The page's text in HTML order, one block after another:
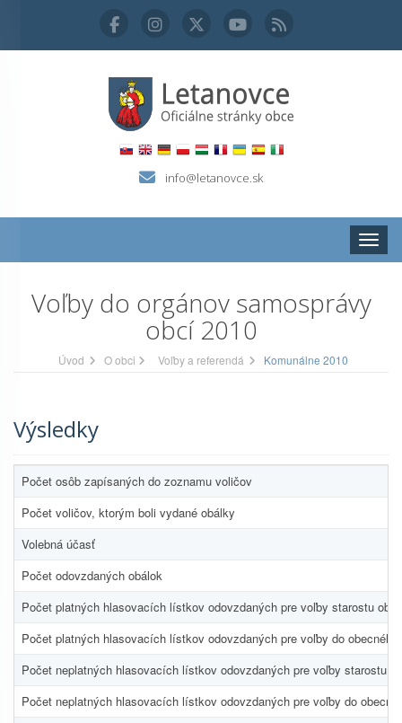
info@letanovce.sk
Voľby do orgánov samosprávy
obcí 2010
Úvod O obci Voľby a referendá Komunálne 2010
Výsledky
Počet osôb zapísaných do zoznamu voličov
Počet voličov, ktorým boli vydané obálky
Volebná účasť
Počet odovzdaných obálok
Počet platných hlasovacích lístkov odovzdaných pre voľby starostu obce
Počet platných hlasovacích lístkov odovzdaných pre voľby do
Počet neplatných hlasovacích lístkov odovzdaných pre voľby starostu
Počet neplatných hlasovacích lístkov odovzdaných pre voľby do